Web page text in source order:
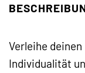
Verleihe
Individualität